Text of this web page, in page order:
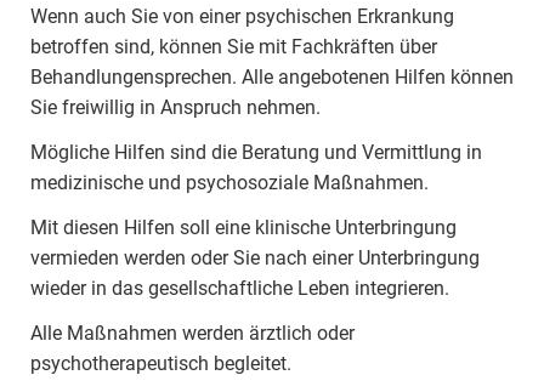
Wenn auch Sie von einer psychischen Erkrankung
betroffen sind, können Sie mit Fachkräften über
Behandlungensprechen. Alle angebotenen Hilfen können
Sie freiwillig in Anspruch nehmen.
Mögliche Hilfen sind die Beratung und Vermittlung in
medizinische und psychosoziale Maßnahmen.
Mit diesen Hilfen soll eine klinische Unterbringung
vermieden werden oder Sie nach einer Unterbringung
wieder in das gesellschaftliche Leben integrieren.
Alle Maßnahmen werden ärztlich oder
psychotherapeutisch begleitet.